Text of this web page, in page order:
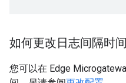
如何更改日志间隔时间
您可以在 Edge